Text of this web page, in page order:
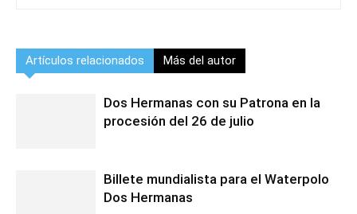
Artículos relacionados Más del autor
Dos Hermanas con su Patrona en la
procesión del 26 de julio
Billete mundialista para el Waterpolo
Dos Hermanas